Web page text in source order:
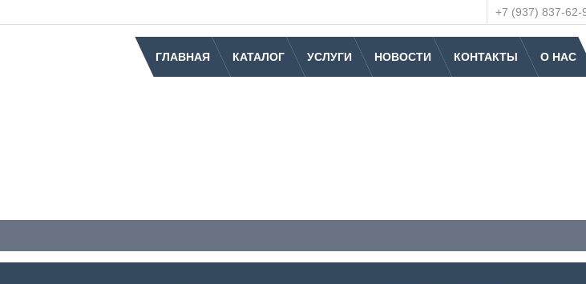
+7 (937) 837-62-
ГЛАВНАЯ КАТАЛОГ УСЛУГИ НОВОСТИ КОНТАКТЫ О НАС